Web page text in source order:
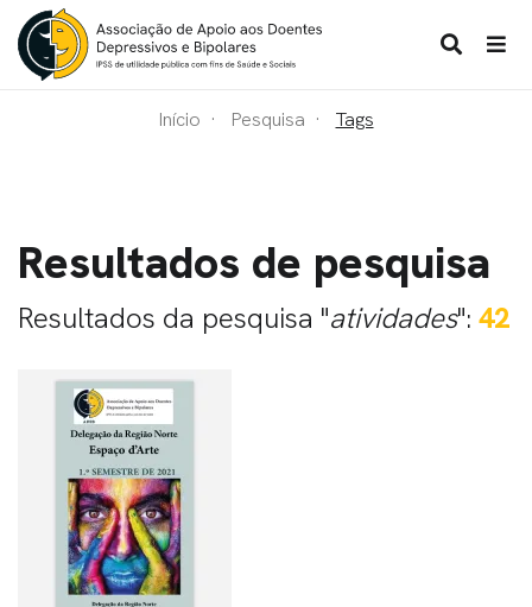
Início Pesquisa Tags
Resultados de pesquisa
Resultados da pesquisa "atividades": 42